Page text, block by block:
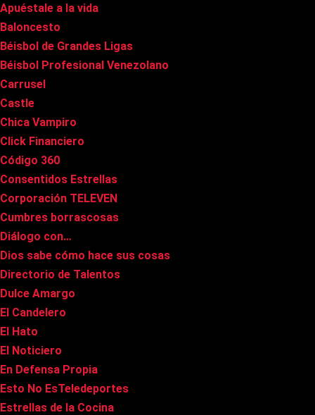
Apuéstale a la vida
Baloncesto
Béisbol de Grandes Ligas
Béisbol Profesional Venezolano
Carrusel
Castle
Chica Vampiro
Click Financiero
Código 360
Consentidos Estrellas
Corporación TELEVEN
Cumbres borrascosas
Diálogo con…
Dios sabe cómo hace sus cosas
Directorio de Talentos
Dulce Amargo
El Candelero
El Hato
El Noticiero
En Defensa Propia
Esto No EsTeledeportes
Estrellas de la Cocina